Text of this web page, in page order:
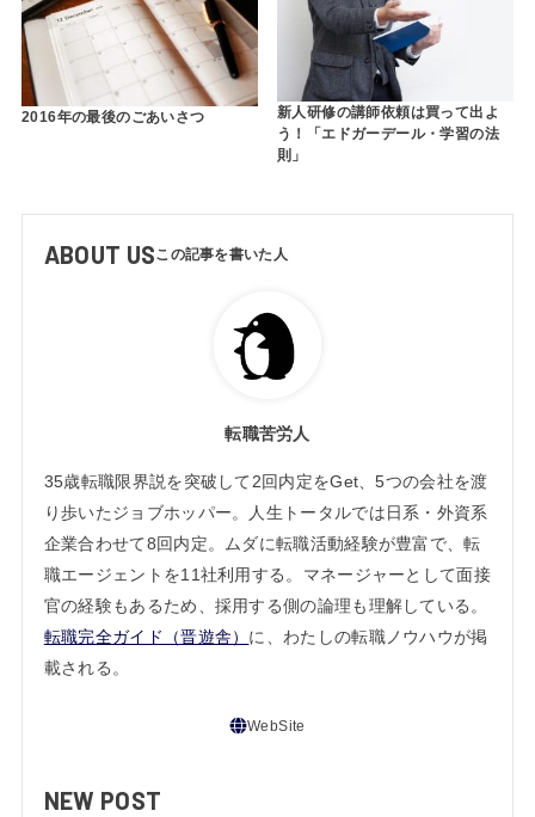
2016年の最後のごあいさつ
新人研修の講師依頼は買って出よ
う！「エドガーデール・学習の法
則」
ABOUT US
転職苦労人
35歳転職限界説を突破して2回内定をGet、5つの会社を渡
り歩いたジョブホッパー。人生トータルでは日系・外資系
企業合わせて8回内定。ムダに転職活動経験が豊富で、転
職エージェントを11社利用する。マネージャーとして面接
官の経験もあるため、採用する側の論理も理解している。
転職完全ガイド（晋遊舎） に、わたしの転職ノウハウが掲
載される。
NEW POST